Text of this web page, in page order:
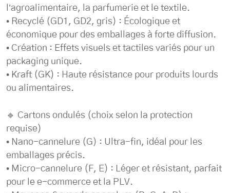
l’agroalimentaire, la parfumerie et le textile.
• Recyclé (GD1, GD2, gris) : Écologique et
économique pour des emballages à forte diffusion.
• Création : Effets visuels et tactiles variés pour un
packaging unique.
• Kraft (GK) : Haute résistance pour produits lourds
ou alimentaires.
🔹 Cartons ondulés (choix selon la protection
requise)
• Nano-cannelure (G) : Ultra-fin, idéal pour les
emballages précis.
• Micro-cannelure (F, E) : Léger et résistant, parfait
pour le e-commerce et la PLV.